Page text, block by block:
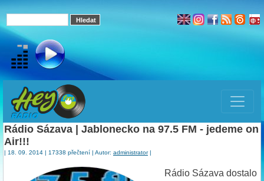
Rádio Sázava | Jablonecko na 97.5 FM - jedeme on
Air!!!
| 18. 09. 2014 | 17338 přečtení | Autor: administrator|
Rádio Sázava dostalo